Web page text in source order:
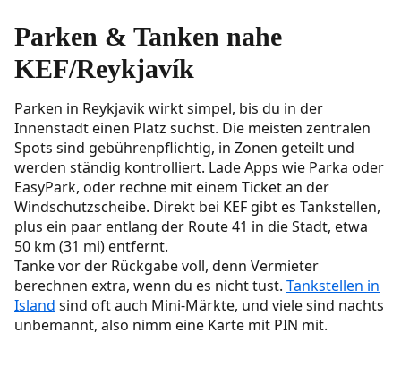
Parken & Tanken nahe
KEF/Reykjavík
Parken in Reykjavik wirkt simpel, bis du in der
Innenstadt einen Platz suchst. Die meisten zentralen
Spots sind gebührenpflichtig, in Zonen geteilt und
werden ständig kontrolliert. Lade Apps wie Parka oder
EasyPark, oder rechne mit einem Ticket an der
Windschutzscheibe. Direkt bei KEF gibt es Tankstellen,
plus ein paar entlang der Route 41 in die Stadt, etwa
50 km (31 mi) entfernt.
Tanke vor der Rückgabe voll, denn Vermieter
berechnen extra, wenn du es nicht tust. Tankstellen in
Island sind oft auch Mini-Märkte, und viele sind nachts
unbemannt, also nimm eine Karte mit PIN mit.